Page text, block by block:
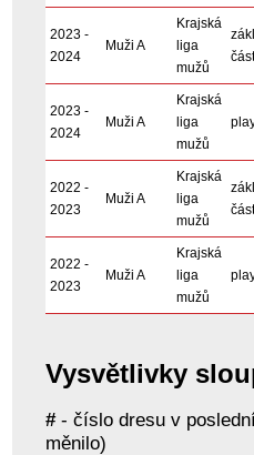
2023 -
2024
Muži A
Krajská
liga
mužů
část
2023 -
2024
Muži A
Krajská
liga
mužů
2022 -
2023
Muži A
Krajská
liga
mužů
část
2022 -
2023
Muži A
Krajská
liga
mužů
Vysvětlivky
# - číslo dresu v
měnilo)